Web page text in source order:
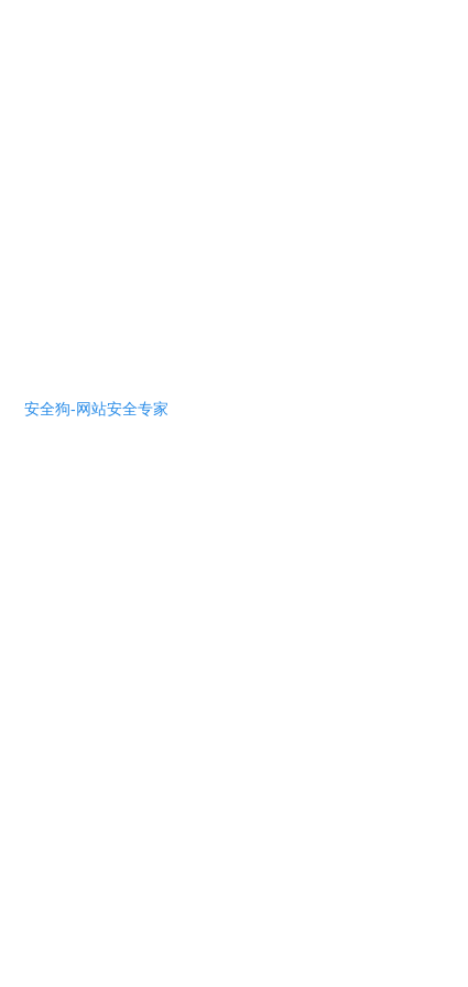
安全狗-网站安全专家